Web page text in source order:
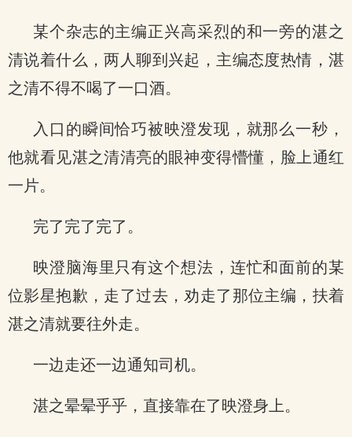
某个杂志的主编正兴高采烈的和一旁的湛之
清说着什么，两人聊到兴起，主编态度热情，湛
之清不得不喝了一口酒。
入口的瞬间恰巧被映澄发现，就那么一秒，
他就看见湛之清清亮的眼神变得懵懂，脸上通红
一片。
完了完了完了。
映澄脑海里只有这个想法，连忙和面前的某
位影星抱歉，走了过去，劝走了那位主编，扶着
湛之清就要往外走。
一边走还一边通知司机。
湛之晕晕乎乎，直接靠在了映澄身上。